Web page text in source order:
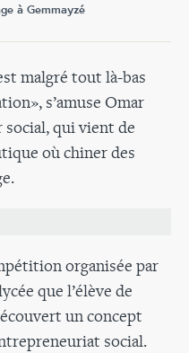
à Gemmayzé
malgré tout là-bas
s’amuse Omar
qui vient de
où chiner des
organisée par
que l’élève de
un concept
social.